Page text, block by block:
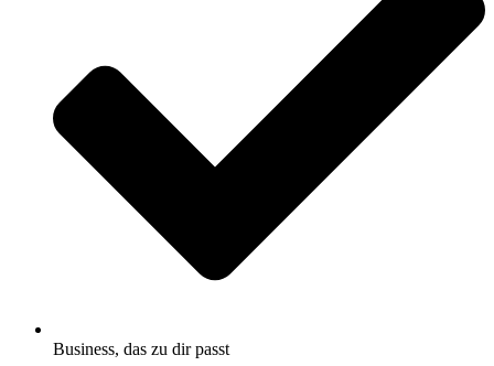
Business, das zu dir passt